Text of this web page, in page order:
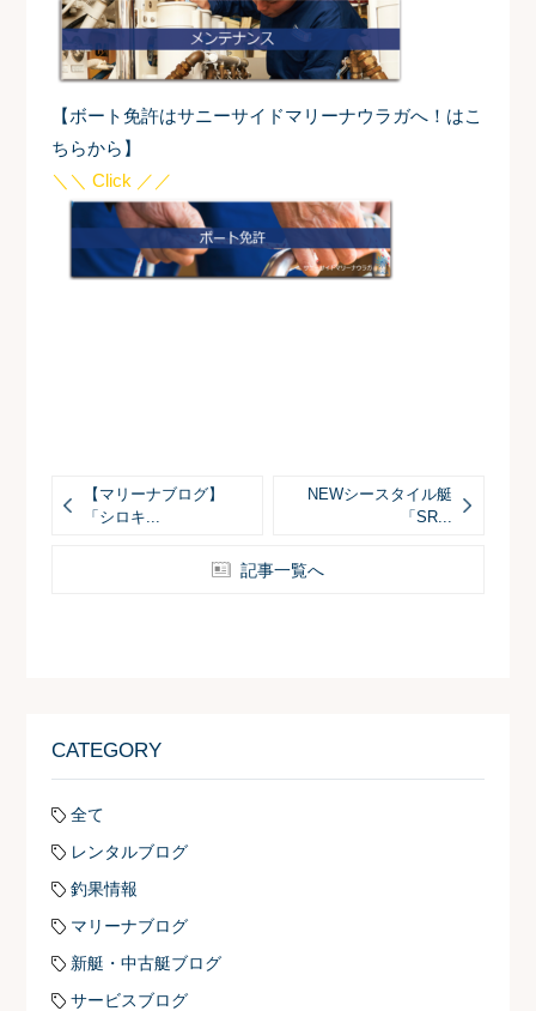
【ボート免許はサニーサイドマリーナウラガへ！はこ
ちらから】
＼＼ Click ／／
【マリーナブログ】
「シロキ...
NEWシースタイル艇
「SR...
記事一覧へ
CATEGORY
全て
レンタルブログ
釣果情報
マリーナブログ
新艇・中古艇ブログ
サービスブログ